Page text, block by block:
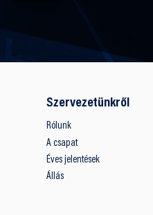
Szervezetünkről
Rólunk
A csapat
Éves jelentések
Állás